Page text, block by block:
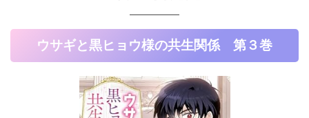
ウサギと黒ヒョウ様の共生関係 第３巻